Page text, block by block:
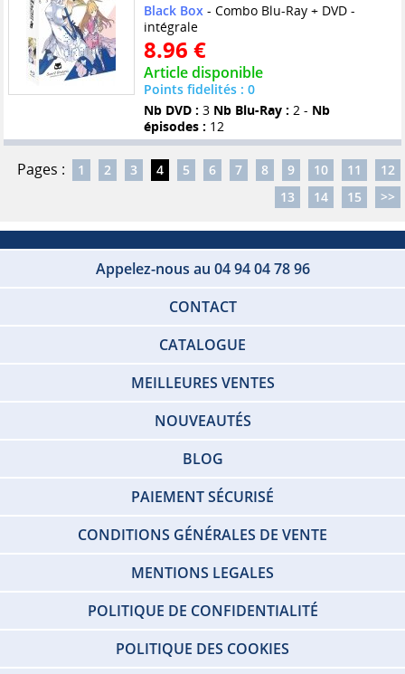
Black Box- Combo Blu-Ray + DVD -
intégrale
8.96 €
Article disponible
Points fidelités : 0
Nb DVD : 3 Nb Blu-Ray : 2 - Nb
épisodes : 12
Pages : 1 2 3 4 5 6 7 8 9 10 11
12
13
14 15 >>
Appelez-nous au 04 94 04 78 96
CONTACT
CATALOGUE
MEILLEURES VENTES
NOUVEAUTÉS
BLOG
PAIEMENT SÉCURISÉ
CONDITIONS GÉNÉRALES DE VENTE
MENTIONS LEGALES
POLITIQUE DE CONFIDENTIALITÉ
POLITIQUE DES COOKIES